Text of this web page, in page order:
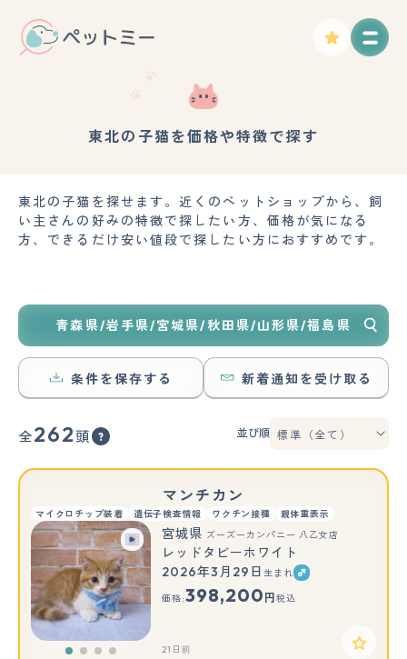
東北の子猫を価格や特徴で探す
東北の子猫を探せます。近くのペットショップから、飼
い主さんの好みの特徴で探したい方、価格が気になる
方、できるだけ安い値段で探したい方におすすめです。
青森県/岩手県/宮城県/秋田県/山形県/福島県
条件を保存する 新着通知を受け取る
全262 頭 並び順
マンチカン
マイクロチップ装着 遺伝子検査情報 ワクチン接種 親体重表示
宮城県 ズーズーカンパニー 八乙女店
レッドタビーホワイト
2026年3月29日 生まれ
価格:398,200 円 税込
21日前